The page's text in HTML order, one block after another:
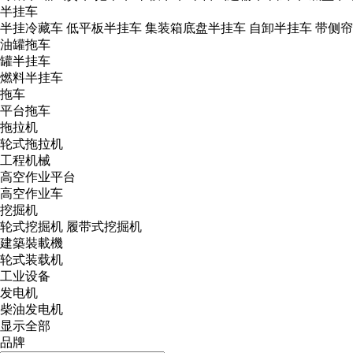
半挂车
半挂冷藏车 低平板半挂车 集装箱底盘半挂车 自卸半挂车 带侧
油罐拖车
罐半挂车
燃料半挂车
拖车
平台拖车
拖拉机
轮式拖拉机
工程机械
高空作业平台
高空作业车
挖掘机
轮式挖掘机 履带式挖掘机
建築裝載機
轮式装载机
工业设备
发电机
柴油发电机
显示全部
品牌